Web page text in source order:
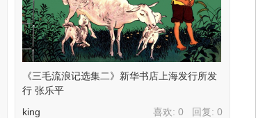
《三毛流浪记选集二》新华书店上海发行所发
行 张乐平
喜欢: 0 回复:0
king